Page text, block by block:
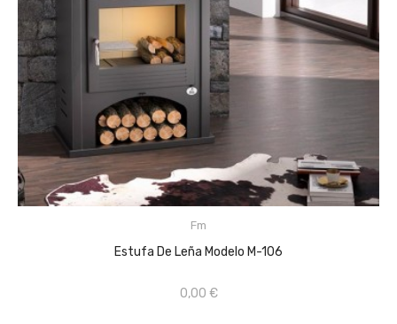
Fm
Estufa De Leña Modelo M-106
0,00 €
CONSULTAR PRECIO EN TIENDA FÍSICA ...
AÑADIR AL CARRITO